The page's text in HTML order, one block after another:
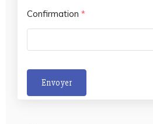
Confirmation *
Envoyer